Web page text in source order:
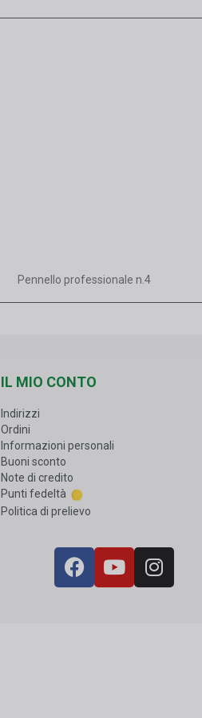
Vista rapida
Pennello professionale n.4
IL MIO CONTO
Indirizzi
Ordini
Informazioni personali
Buoni sconto
Note di credito
Punti fedeltà
Politica di prelievo